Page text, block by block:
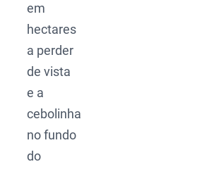
em
hectares
a perder
de vista
e a
cebolinha
no fundo
do